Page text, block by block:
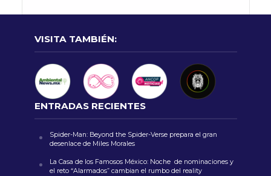
VISITA TAMBIÉN:
ENTRADAS RECIENTES
Spider-Man: Beyond the Spider-Verse prepara el gran
desenlace de Miles Morales
La Casa de los Famosos México: Noche de nominaciones y
el reto “Alarmados” cambian el rumbo del reality